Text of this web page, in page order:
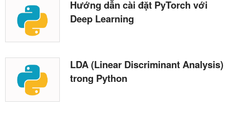
Hướng dẫn cài đặt PyTorch với
Deep Learning
LDA (Linear Discriminant Analysis)
trong Python